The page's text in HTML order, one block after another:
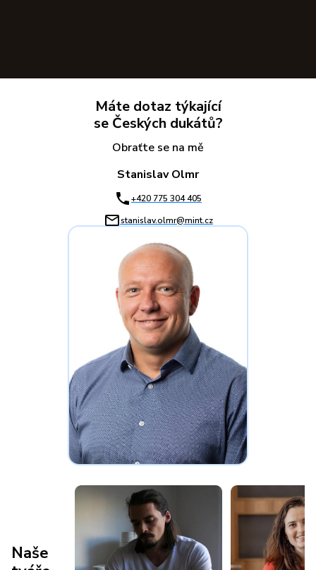
Máte dotaz týkající
se Českých dukátů?
Obraťte se na mě
Stanislav Olmr
+420 775 304 405
stanislav.olmr@mint.cz
Naše